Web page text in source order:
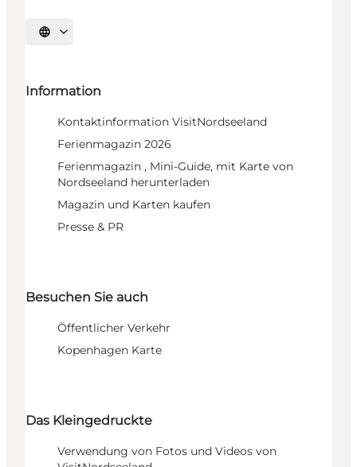
Sprache auswählen
Information
Kontaktinformation VisitNordseeland
Ferienmagazin 2026
Ferienmagazin , Mini-Guide, mit Karte von
Nordseeland herunterladen
Magazin und Karten kaufen
Presse & PR
Besuchen Sie auch
Öffentlicher Verkehr
Kopenhagen Karte
Das Kleingedruckte
Verwendung von Fotos und Videos von